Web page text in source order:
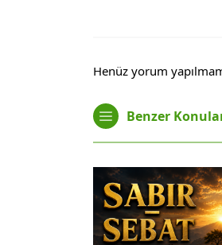
Henüz yorum
Benzer